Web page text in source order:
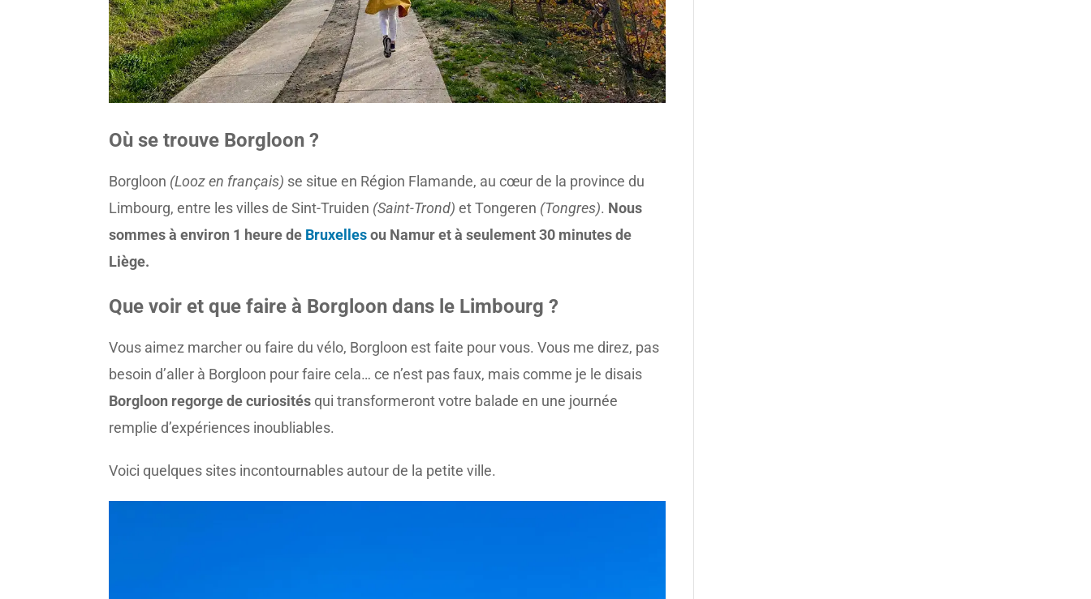
Où se trouve Borgloon ?
Borgloon (Looz en français) se situe en Région Flamande, au cœur de la province du
Limbourg, entre les villes de Sint-Truiden (Saint-Trond) et Tongeren (Tongres). Nous
sommes à environ 1 heure de Bruxelles ou Namur et à seulement 30 minutes de
Liège.
Que voir et que faire à Borgloon dans le Limbourg ?
Vous aimez marcher ou faire du vélo, Borgloon est faite pour vous. Vous me direz, pas
besoin d’aller à Borgloon pour faire cela… ce n’est pas faux, mais comme je le disais
Borgloon regorge de curiosités qui transformeront votre balade en une journée
remplie d’expériences inoubliables.
Voici quelques sites incontournables autour de la petite ville.